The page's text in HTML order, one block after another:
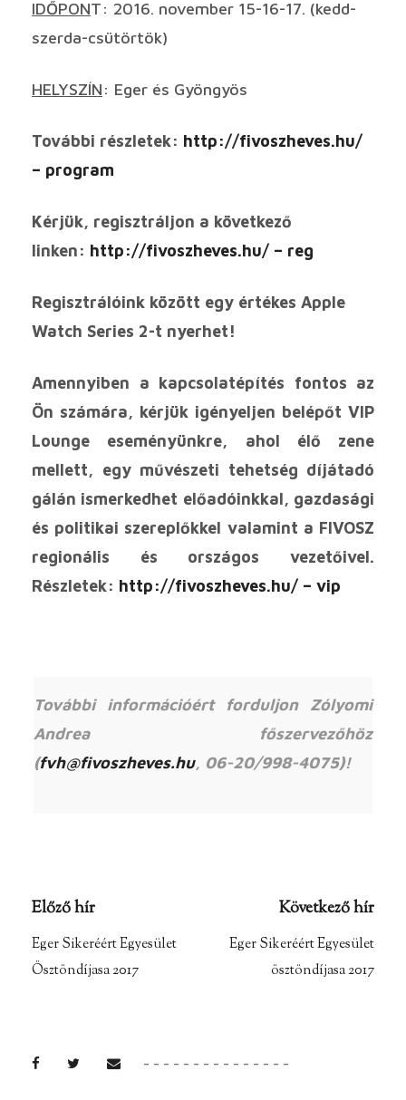
IDŐPONT: 2016. november 15-16-17. (kedd-
szerda-csütörtök)
HELYSZÍN: Eger és Gyöngyös
További részletek: http://fivoszheves.hu/
– program
Kérjük, regisztráljon a következő
linken: http://fivoszheves.hu/ – reg
Regisztrálóink között egy értékes Apple
Watch Series 2-t nyerhet!
Amennyiben a kapcsolatépítés fontos az
Ön számára, kérjük igényeljen belépőt VIP
Lounge eseményünkre, ahol élő zene
mellett, egy művészeti tehetség díjátadó
gálán ismerkedhet előadóinkkal, gazdasági
és politikai szereplőkkel valamint a FIVOSZ
regionális és országos vezetőivel.
Részletek: http://fivoszheves.hu/ – vip
További információért forduljon Zólyomi
Andrea főszervezőhöz
(fvh@fivoszheves.hu, 06-20/998-4075)!
Előző hír
Eger Sikeréért Egyesület
Ösztöndíjasa 2017
Következő hír
Eger Sikeréért Egyesület
ösztöndíjasa 2017